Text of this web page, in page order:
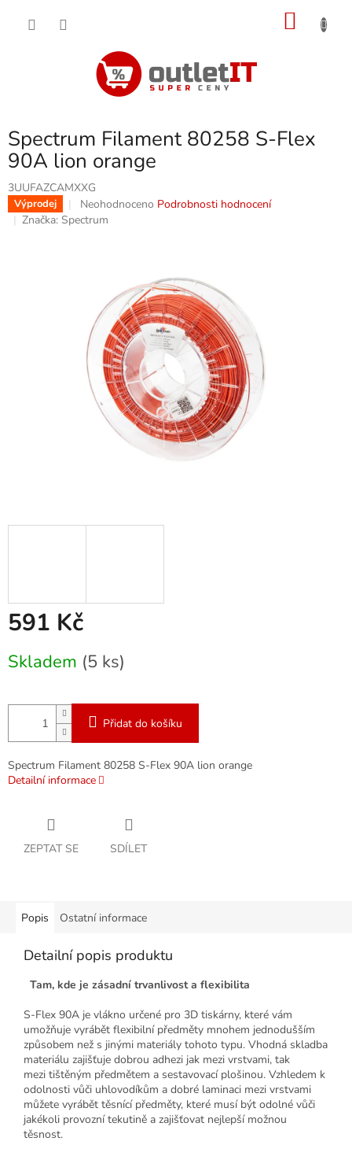
Spectrum Filament 80258 S-Flex
90A lion orange
3UUFAZCAMXXG
Výprodej
Průměrné
hodnocení
hvězdiček.
Neohodnoceno Podrobnosti hodnocení
Značka: Spectrum
591 Kč
cena:
Skladem (5 ks)
Přidat do košíku
Spectrum Filament 80258 S-Flex 90A lion orange
Detailní informace
ZEPTAT SE SDÍLET
Popis Ostatní informace
Detailní popis produktu
Tam, kde je zásadní trvanlivost a flexibilita
S-Flex 90A je vlákno určené pro 3D tiskárny, které vám
umožňuje vyrábět flexibilní předměty mnohem jednodušším
způsobem než s jinými materiály tohoto typu. Vhodná skladba
materiálu zajišťuje dobrou adhezi jak mezi vrstvami, tak
mezi tištěným předmětem a sestavovací plošinou. Vzhledem k
odolnosti vůči uhlovodíkům a dobré laminaci mezi vrstvami
můžete vyrábět těsnící předměty, které musí být odolné vůči
jakékoli provozní tekutině a zajišťovat nejlepší možnou
těsnost.